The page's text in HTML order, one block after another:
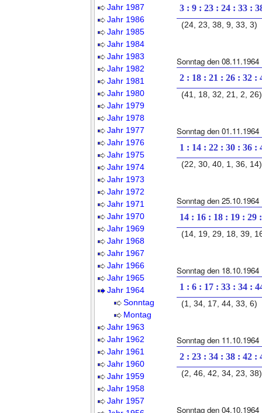
Jahr 1987
Jahr 1986
Jahr 1985
Jahr 1984
Jahr 1983
Jahr 1982
Jahr 1981
Jahr 1980
Jahr 1979
Jahr 1978
Jahr 1977
Jahr 1976
Jahr 1975
Jahr 1974
Jahr 1973
Jahr 1972
Jahr 1971
Jahr 1970
Jahr 1969
Jahr 1968
Jahr 1967
Jahr 1966
Jahr 1965
Jahr 1964
Sonntag
Montag
Jahr 1963
Jahr 1962
Jahr 1961
Jahr 1960
Jahr 1959
Jahr 1958
Jahr 1957
3 : 9 : 23 : 24 : 33 :
(24, 23, 38, 9, 33, 3)
Sonntag den 08.11.1964
2 : 18 : 21 : 26 : 32 :
(41, 18, 32, 21, 2, 26)
Sonntag den 01.11.1964
1 : 14 : 22 : 30 : 36 :
(22, 30, 40, 1, 36, 14)
Sonntag den 25.10.1964
14 : 16 : 18 : 19 : 29
(14, 19, 29, 18, 39,
Sonntag den 18.10.1964
1 : 6 : 17 : 33 : 34 :
(1, 34, 17, 44, 33, 6)
Sonntag den 11.10.1964
2 : 23 : 34 : 38 : 42 :
(2, 46, 42, 34, 23, 38)
Sonntag den 04.10.1964